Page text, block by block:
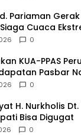
Pariaman
Cuaca
0
KUA-PPAS
Pasbar
0
H. Nurkholis
Bisa Digugat
0